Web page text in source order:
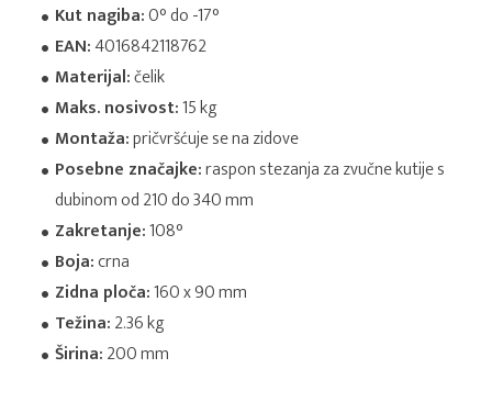
Kut nagiba:0° do -17°
EAN:4016842118762
Materijal:čelik
Maks. nosivost:15 kg
Montaža:pričvršćuje se na zidove
Posebne značajke:raspon stezanja za zvučne kutije s
dubinom od 210 do 340 mm
Zakretanje:108°
Boja:crna
Zidna ploča:160 x 90 mm
Težina:2.36 kg
Širina:200 mm